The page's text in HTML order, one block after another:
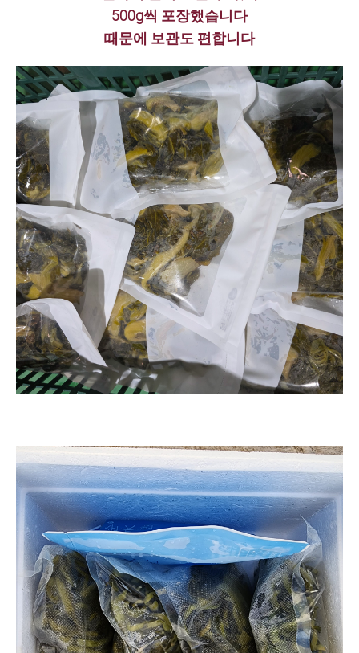
500g씩 포장했습니다
때문에 보관도 편합니다